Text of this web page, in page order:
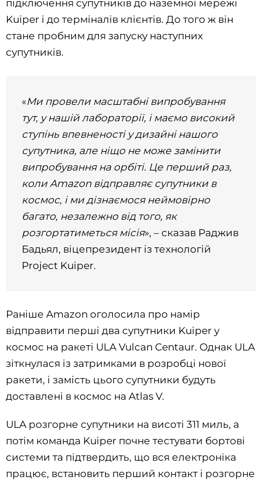
підключення супутників до наземної мережі
Kuiper і до терміналів клієнтів. До того ж він
стане пробним для запуску наступних
супутників.
«Ми провели масштабні випробування
тут, у нашій лабораторії, і маємо високий
ступінь впевненості у дизайні нашого
супутника, але ніщо не може замінити
випробування на орбіті. Це перший раз,
коли Amazon відправляє супутники в
космос, і ми дізнаємося неймовірно
багато, незалежно від того, як
розгортатиметься місія», – сказав Раджив
Бадьял, віцепрезидент із технологій
Project Kuiper.
Раніше Amazon оголосила про намір
відправити перші два супутники Kuiper у
космос на ракеті ULA Vulcan Centaur. Однак ULA
зіткнулася із затримками в розробці нової
ракети, і замість цього супутники будуть
доставлені в космос на Atlas V.
ULA розгорне супутники на висоті 311 миль, а
потім команда Kuiper почне тестувати бортові
системи та підтвердить, що вся електроніка
працює, встановить перший контакт і розгорне